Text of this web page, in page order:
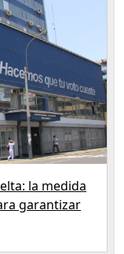
la medida
garantizar